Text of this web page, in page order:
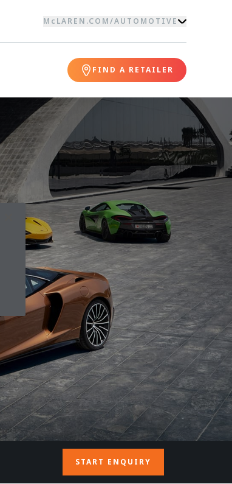
McLAREN.COM/AUTOMOTIVE
FIND A RETAILER
START ENQUIRY